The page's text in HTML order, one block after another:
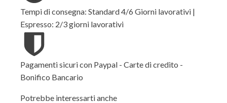
Tempi di consegna: Standard 4/6 Giorni lavorativi |
Espresso: 2/3 giorni lavorativi
Pagamenti sicuri con Paypal - Carte di credito -
Bonifico Bancario
Potrebbe interessarti anche